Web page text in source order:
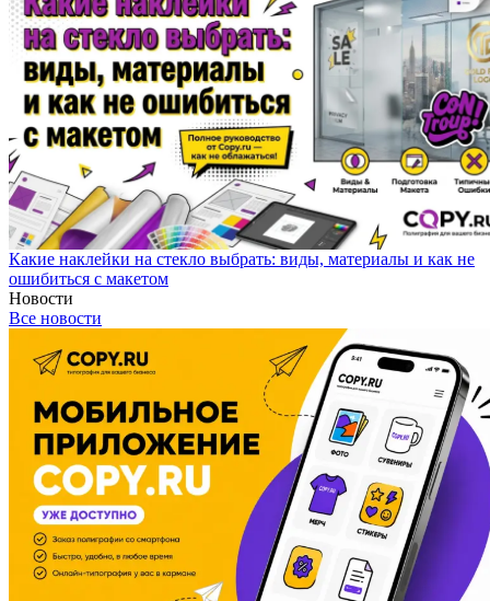
Какие наклейки на стекло выбрать: виды, материалы и как не
ошибиться с макетом
Новости
Все новости